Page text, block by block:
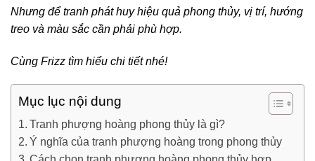
Nhưng để tranh phát huy hiệu quả phong thủy, vị trí, hướng
treo và màu sắc cần phải phù hợp.
Cùng Frizz tìm hiểu chi tiết nhé!
Mục lục nội dung
Tranh phượng hoàng phong thủy là gì?
Ý nghĩa của tranh phượng hoàng trong phong thủy